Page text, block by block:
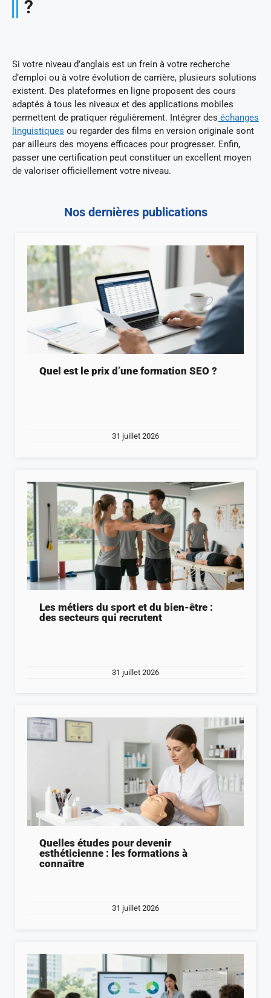
?
Si votre niveau d’anglais est un frein à votre recherche
d’emploi ou à votre évolution de carrière, plusieurs solutions
existent. Des plateformes en ligne proposent des cours
adaptés à tous les niveaux et des applications mobiles
permettent de pratiquer régulièrement. Intégrer des échanges
linguistiques ou regarder des films en version originale sont
par ailleurs des moyens efficaces pour progresser. Enfin,
passer une certification peut constituer un excellent moyen
de valoriser officiellement votre niveau.
Nos dernières publications
Quel est le prix d’une formation SEO ?
31 juillet 2026
Les métiers du sport et du bien-être :
des secteurs qui recrutent
31 juillet 2026
Quelles études pour devenir
esthéticienne : les formations à
connaître
31 juillet 2026